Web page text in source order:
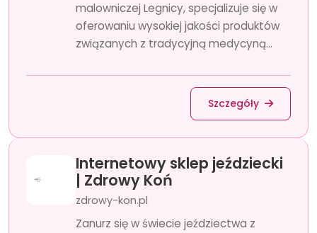
malowniczej Legnicy, specjalizuje się w
oferowaniu wysokiej jakości produktów
związanych z tradycyjną medycyną...
Szczegóły
Internetowy sklep jeździecki
| Zdrowy Koń
zdrowy-kon.pl
Zanurz się w świecie jeździectwa z